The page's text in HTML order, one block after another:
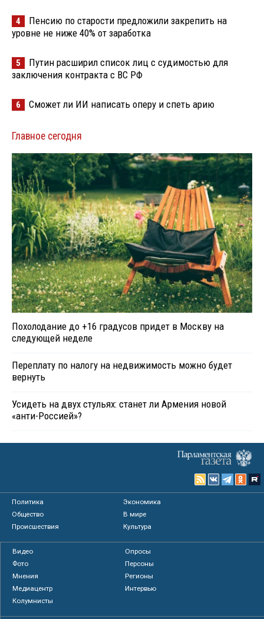
4
Пенсию по старости предложили закрепить на
уровне не ниже 40% от заработка
5
Путин расширил список лиц с судимостью для
заключения контракта с ВС РФ
6 Сможет ли ИИ написать оперу и спеть арию
Главное сегодня
Похолодание до +16 градусов придет в Москву на
следующей неделе
Переплату по налогу на недвижимость можно будет
вернуть
Усидеть на двух стульях: станет ли Армения новой
«анти-Россией»?
Политика
Экономика
Общество
В мире
Происшествия
Культура
Видео
Опросы
Фото
Персоны
Мнения
Регионы
Медиацентр
Интервью
Колумнисты